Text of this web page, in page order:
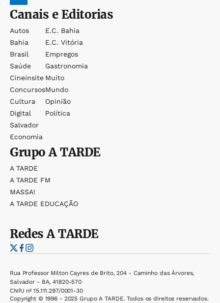
Canais e Editorias
Autos
Bahia
Brasil
Saúde
Cineinsite
Concursos
Cultura
Digital
Salvador
Economia
E.c. Bahia
E.c. Vitória
Empregos
Gastronomia
Muito
Mundo
Opinião
Política
GrupoA TARDE
A TARDE
A TARDE FM
MASSA!
A TARDE EDUCAÇÃO
RedesA TARDE
Rua Professor Milton Cayres de Brito, 204 - Caminho das Árvores,
Salvador - BA, 41820-570
CNPJ nº 15.111.297/0001-30
Copyright © 1996 - 2025 Grupo A TARDE. Todos os direitos reservados.